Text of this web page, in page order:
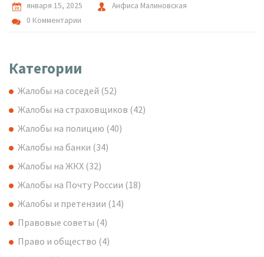
января 15, 2025
Анфиса Малиновская
0 Комментарии
Категории
Жалобы на соседей (52)
Жалобы на страховщиков (42)
Жалобы на полицию (40)
Жалобы на банки (34)
Жалобы на ЖКХ (32)
Жалобы на Почту России (18)
Жалобы и претензии (14)
Правовые советы (4)
Право и общество (4)